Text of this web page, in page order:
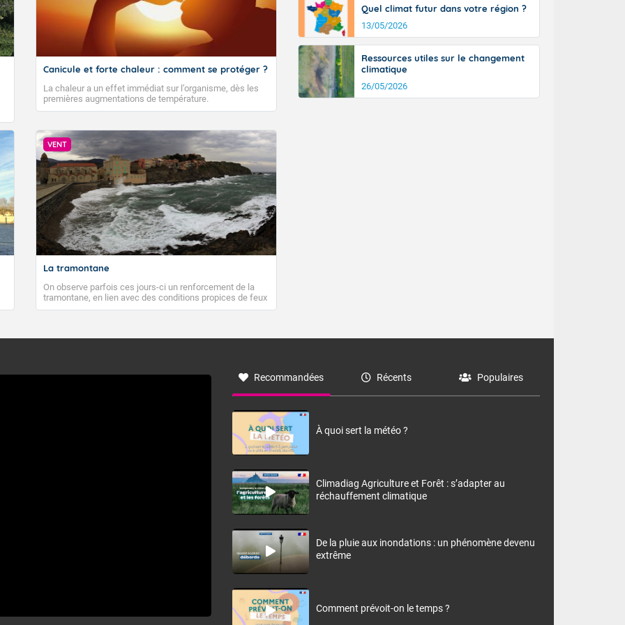
Canicule et forte chaleur : comment se protéger ?
La chaleur a un effet immédiat sur l’organisme, dès les
premières augmentations de température.
VENT
La tramontane
On observe parfois ces jours-ci un renforcement de la
tramontane, en lien avec des conditions propices de feux
de forêt. Mais qu'est-ce que la tramontane ? Quelles sont
à nord-ouest, dans un secteur qui part du Roussillon à la
monts, en allusion aux régions montagneuses d’où
Quel climat futur dans votre région ?
13/05/2026
Ressources utiles sur le changement
climatique
26/05/2026
Recommandées Récents Populaires
À quoi sert la météo ?
Climadiag Agriculture et Forêt : s’adapter au
réchauffement climatique
De la pluie aux inondations : un phénomène devenu
extrême
Comment prévoit-on le temps ?